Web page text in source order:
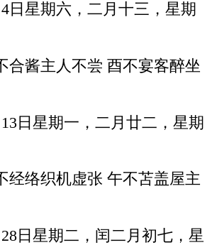
日星期六，二月十三，星期
合酱主人不尝 酉不宴客醉坐
日星期一，二月廿二，星期
经络织机虚张 午不苫盖屋主
日星期二，闰二月初七，星